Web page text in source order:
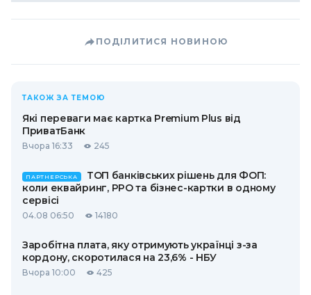
ПОДІЛИТИСЯ НОВИНОЮ
ТАКОЖ ЗА ТЕМОЮ
Які переваги має картка Premium Plus від
ПриватБанк
Вчора 16:33 245
ПАРТНЕРСЬКА
ТОП банківських рішень для ФОП:
коли еквайринг, РРО та бізнес-картки в одному
сервісі
04.08 06:50 14180
Заробітна плата, яку отримують українці з-за
кордону, скоротилася на 23,6% - НБУ
Вчора 10:00 425